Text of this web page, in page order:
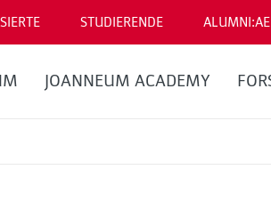
STUDIERENDE ALUMNI:AE
JOANNEUM ACADEMY